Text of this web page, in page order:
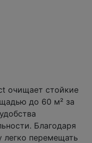
очищает стойкие
до 60 м² за
Благодаря
перемещать